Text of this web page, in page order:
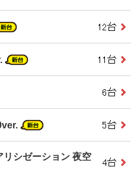
シゼーション 夜空